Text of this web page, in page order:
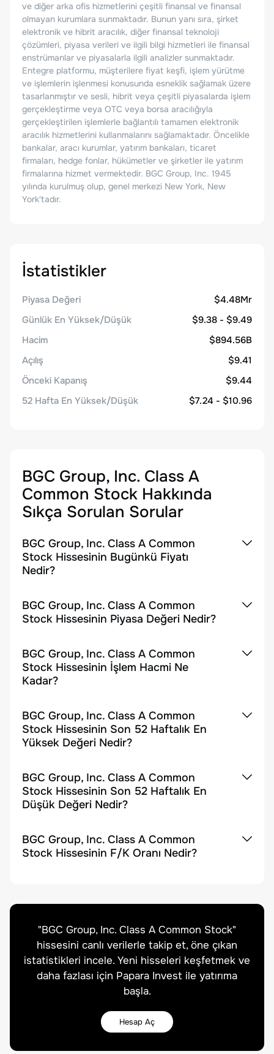
ve diğer arka ofis hizmetlerini çeşitli finansal ve finansal
olmayan kurumlara sunmaktadır. Bunun yanı sıra, şirket
elektronik ve hibrit aracılık, diğer finansal teknoloji
çözümleri, piyasa verileri ve ilgili bilgi hizmetleri ile finansal
enstrümanlar ve piyasalarla ilgili analizler sunmaktadır.
Entegre platformu, müşterilere fiyat keşfi, işlem yürütme
ve işlemlerin işlenmesi konusunda esneklik sağlamak üzere
tasarlanmıştır ve sesli, hibrit veya çeşitli piyasalarda işlem
gerçekleştirme veya OTC veya borsa aracılığıyla
gerçekleştirilen işlemlerle bağlantılı tamamen elektronik
aracılık hizmetlerini kullanmalarını sağlamaktadır. Öncelikle
bankalar, aracı kurumlar, yatırım bankaları, ticaret
firmaları, hedge fonlar, hükümetler ve şirketler ile yatırım
firmalarına hizmet vermektedir. BGC Group, Inc. 1945
yılında kurulmuş olup, genel merkezi New York, New
York'tadır.
İstatistikler
Piyasa Değeri
$4.48Mr
Günlük En Yüksek/Düşük
$9.38 - $9.49
Hacim
$894.56B
Açılış
$9.41
Önceki Kapanış
$9.44
52 Hafta En Yüksek/Düşük
$7.24 - $10.96
BGC Group, Inc. Class A
Common Stock Hakkında
Sıkça Sorulan Sorular
BGC Group, Inc. Class A Common
Stock Hissesinin Bugünkü Fiyatı
Nedir?
BGC Group, Inc. Class A Common
Stock Hissesinin Piyasa Değeri Nedir?
BGC Group, Inc. Class A Common
Stock Hissesinin İşlem Hacmi Ne
Kadar?
BGC Group, Inc. Class A Common
Stock Hissesinin Son 52 Haftalık En
Yüksek Değeri Nedir?
BGC Group, Inc. Class A Common
Stock Hissesinin Son 52 Haftalık En
Düşük Değeri Nedir?
BGC Group, Inc. Class A Common
Stock Hissesinin F/K Oranı Nedir?
"BGC Group, Inc. Class A Common Stock"
hissesini canlı verilerle takip et, öne çıkan
istatistikleri incele. Yeni hisseleri keşfetmek ve
daha fazlası için Papara Invest ile yatırıma
başla.
Hesap Aç